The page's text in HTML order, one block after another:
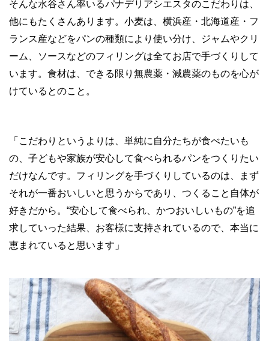
そんな水谷さん率いるパナデリアシエスタのこだわりは、
他にもたくさんあります。小麦は、横浜産・北海道産・フ
ランス産などをパンの種類により使い分け、ジャムやクリ
ーム、ソースなどのフィリングは全てお店で手づくりして
います。食材は、できる限り無農薬・減農薬のものを心が
けているとのこと。
「こだわりというよりは、単純に自分たちが食べたいも
の、子どもや家族が安心して食べられるパンをつくりたい
だけなんです。フィリングを手づくりしているのは、まず
それが一番おいしいと思うからであり、つくること自体が
好きだから。“安心して食べられ、かつおいしいもの”を追
求していった結果、お客様に支持されているので、本当に
恵まれていると思います」